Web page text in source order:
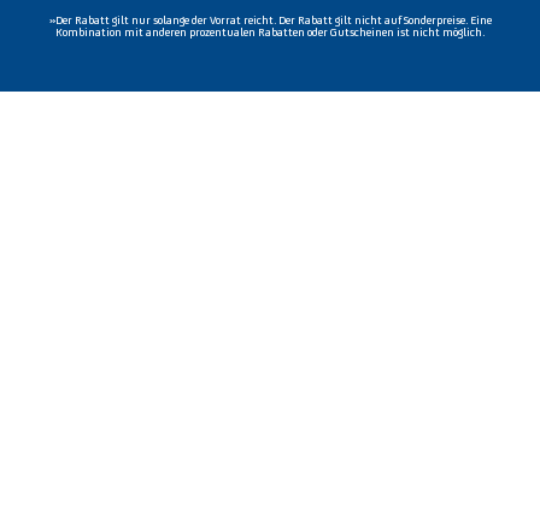
»Der Rabatt gilt nur solange der Vorrat reicht. Der Rabatt gilt nicht auf Sonderpreise. Eine
Kombination mit anderen prozentualen Rabatten oder Gutscheinen ist nicht möglich.